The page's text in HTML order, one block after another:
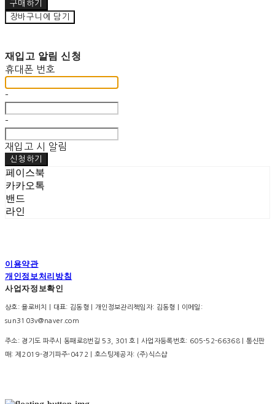
구매하기
장바구니에 담기
재입고 알림 신청
휴대폰 번호
-
-
재입고 시 알림
신청하기
페이스북
카카오톡
밴드
라인
이용약관
개인정보처리방침
사업자정보확인
상호: 욜로비치 | 대표: 김동형 | 개인정보관리책임자: 김동형 | 이메일:
sun3103v@naver.com
주소: 경기도 파주시 동패로8번길 53, 301호 | 사업자등록번호: 605-52-66368| 통신판
매: 제2019-경기파주-0472 | 호스팅제공자: (주)식스샵